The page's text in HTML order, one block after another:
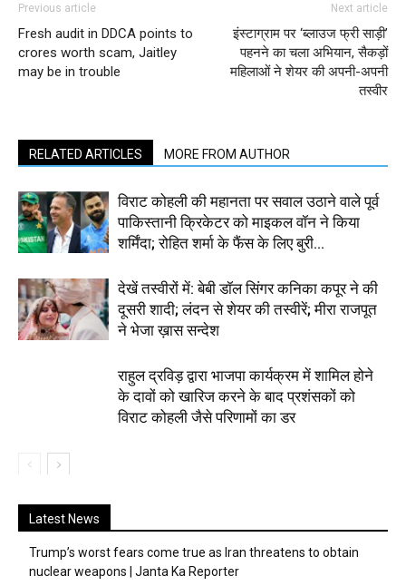
Previous article
Fresh audit in DDCA points to
crores worth scam, Jaitley
may be in trouble
Next article
इंस्टाग्राम पर ‘ब्लाउज फ्री साड़ी’
पहनने का चला अभियान, सैकड़ों
महिलाओं ने शेयर की अपनी-अपनी
तस्वीर
RELATED ARTICLES MORE FROM AUTHOR
विराट कोहली की महानता पर सवाल उठाने वाले पूर्व
पाकिस्तानी क्रिकेटर को माइकल वॉन ने किया
शर्मिंदा; रोहित शर्मा के फैंस के लिए बुरी...
देखें तस्वीरों में: बेबी डॉल सिंगर कनिका कपूर ने की
दूसरी शादी; लंदन से शेयर की तस्वीरें; मीरा राजपूत
ने भेजा ख़ास सन्देश
राहुल द्रविड़ द्वारा भाजपा कार्यक्रम में शामिल होने
के दावों को खारिज करने के बाद प्रशंसकों को
विराट कोहली जैसे परिणामों का डर
Latest News
Trump’s worst fears come true as Iran threatens to obtain
nuclear weapons | Janta Ka Reporter